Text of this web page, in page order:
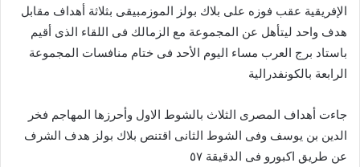
الإفريقية عقب فوزه على بلاك بولز الموزمبيقى بثلاثة أهداف مقابل
هدف واحد ليتأهل عن المجموعة مع الزمالك فى اللقاء الذى أقيم
باستاد برج العرب مساء اليوم الأحد فى ختام منافسات المجموعة
الرابعة بالكونفدرالية
جاءت أهداف المصرى الثلاث بالشوط الاول وأحرزها المهاجم فخر
الدين بن يوسف وفى الشوط الثانى اقتنص بلاك بولز هدف الشرف
عن طريق اكبورو فى الدقيقة ٥٧